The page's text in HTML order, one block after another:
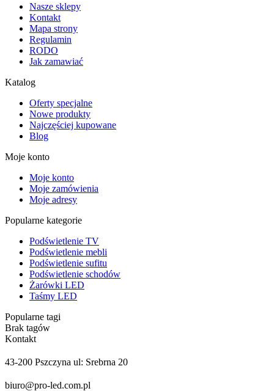
Nasze sklepy
Kontakt
Mapa strony
Regulamin
RODO
Jak zamawiać
Katalog
Oferty specjalne
Nowe produkty
Najczęściej kupowane
Blog
Moje konto
Moje konto
Moje zamówienia
Moje adresy
Popularne kategorie
Podświetlenie TV
Podświetlenie mebli
Podświetlenie sufitu
Podświetlenie schodów
Żarówki LED
Taśmy LED
Popularne tagi
Brak tagów
Kontakt
43-200 Pszczyna ul: Srebrna 20
biuro@pro-led.com.pl